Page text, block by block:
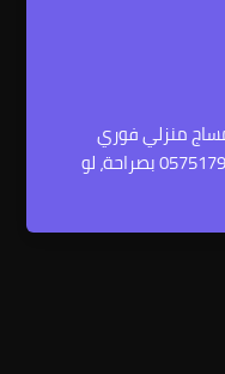
منزلي فوري
الرياض | رويال مساج تصلك اليوم 0575179056 بصراحة، لو